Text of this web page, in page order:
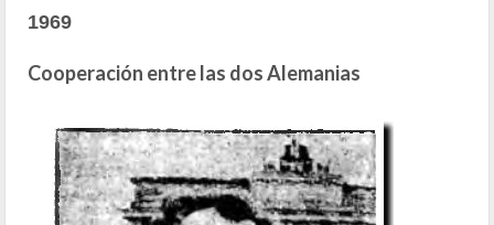
1969
Cooperación entre las dos Alemanias